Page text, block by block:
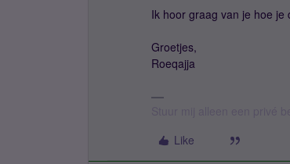
Ik hoor graag van je hoe
Groetjes,
Roeqajja
Like